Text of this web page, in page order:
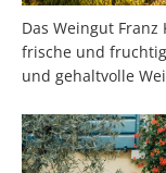
Das Weingut
frische und
und gehaltvolle